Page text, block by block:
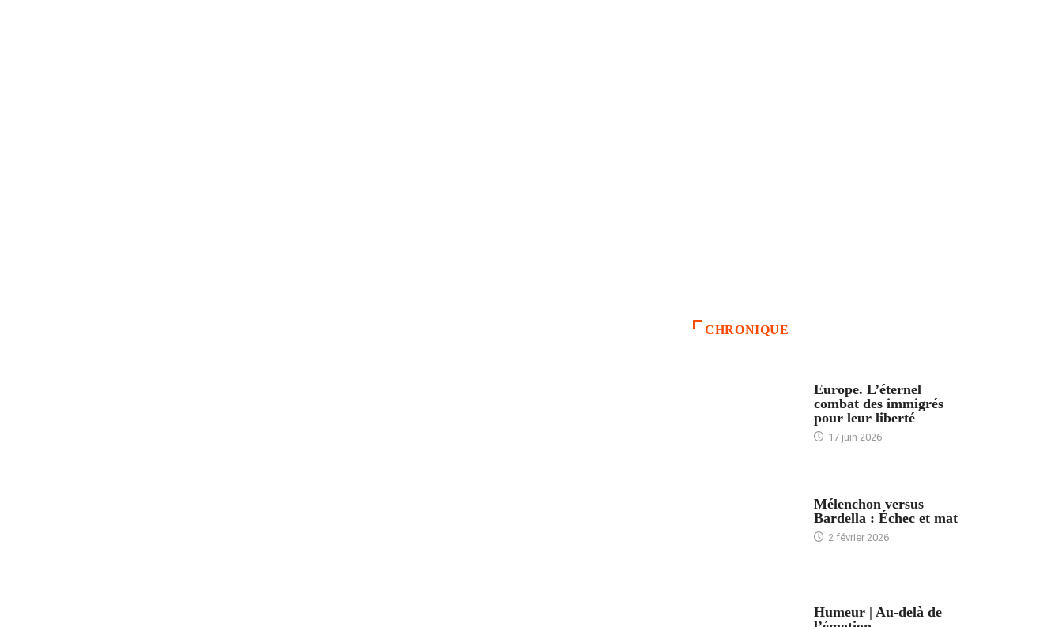
CHRONIQUE
Europe. L’éternel
combat des immigrés
pour leur liberté
17 juin 2026
Mélenchon versus
Bardella : Échec et mat
2 février 2026
Humeur | Au-delà de